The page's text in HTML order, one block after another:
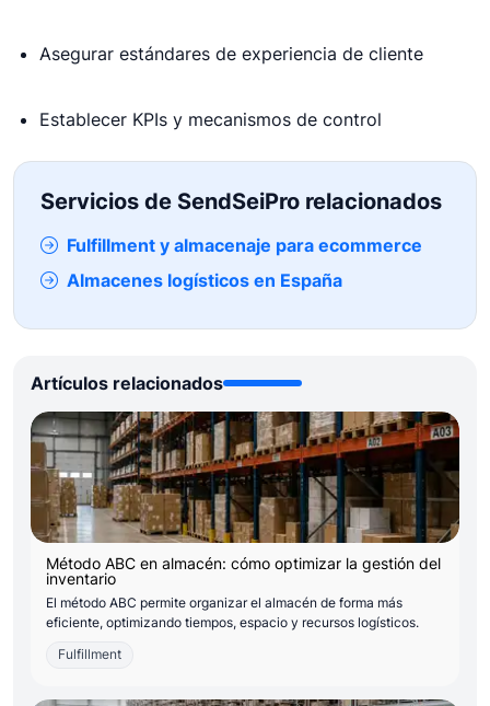
Asegurar estándares de experiencia de cliente
Establecer KPIs y mecanismos de control
Servicios de SendSeiPro relacionados
Fulfillment y almacenaje para ecommerce
Almacenes logísticos en España
Artículos relacionados
Método ABC en almacén: cómo optimizar la gestión del
inventario
El método ABC permite organizar el almacén de forma más
eficiente, optimizando tiempos, espacio y recursos logísticos.
Fulfillment